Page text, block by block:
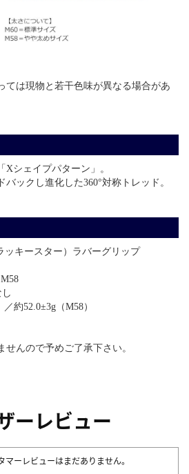
ては現物と若干色味が異なる場合があ
シェイプパターン」。
バックし進化した360°対称トレッド。
ッキースター）ラバーグリップ
約52.0±3g（M58）
んので予めご了承下さい。
ーレビュー
ーレビューはまだありません。